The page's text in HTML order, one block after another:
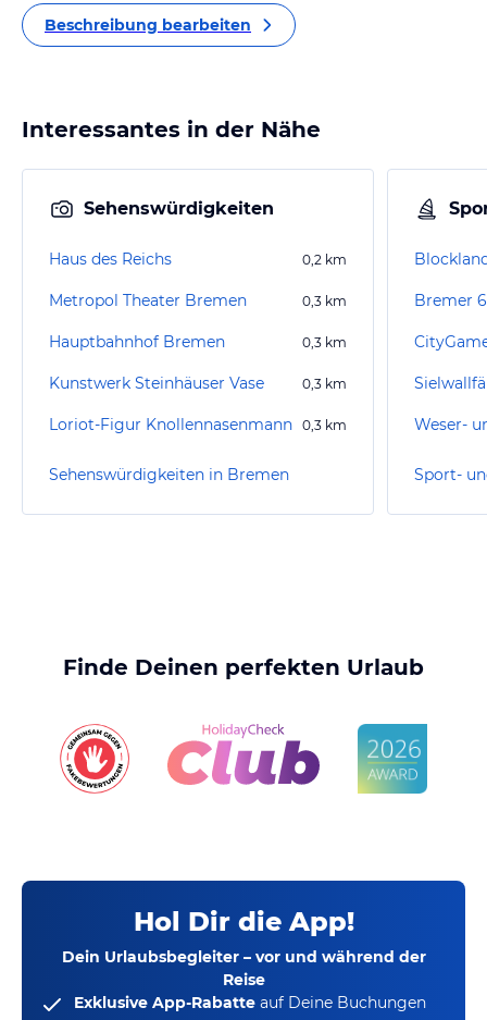
Beschreibung bearbeiten
Interessantes in der Nähe
Sehenswürdigkeiten
Haus des Reichs 0,2 km
Metropol Theater Bremen 0,3 km
Hauptbahnhof Bremen 0,3 km
Kunstwerk Steinhäuser Vase 0,3 km
Loriot-Figur Knollennasenmann 0,3 km
Sehenswürdigkeiten in Bremen
Bremer
Finde Deinen perfekten Urlaub
Hol Dir die App!
Dein Urlaubsbegleiter – vor und während der
Reise
Exklusive App-Rabatte auf Deine Buchungen